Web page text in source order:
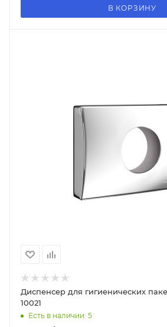
В КОРЗИНУ
Диспенсер для гигиенических
10021
Есть в наличии: 5